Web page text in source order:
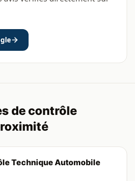
de contrôle
Technique Automobile